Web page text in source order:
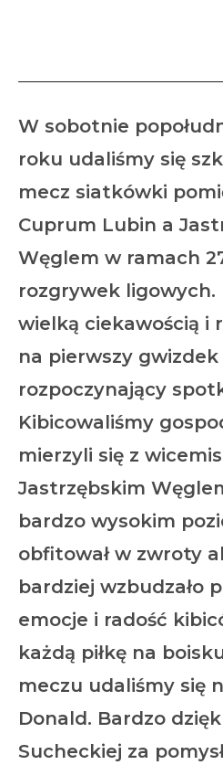
W sobotnie
roku udaliśmy się
mecz siatkówki
Cuprum Lubin a
Węglem w ramach
rozgrywek ligowych.
wielką ciekawością i
na pierwszy gwizdek
rozpoczynający
Kibicowaliśmy
mierzyli się z
Jastrzębskim
bardzo wysokim
obfitował w zwroty
bardziej wzbudzało
emocje i radość
każdą piłkę na
meczu udaliśmy się
Donald. Bardzo
Sucheckiej za